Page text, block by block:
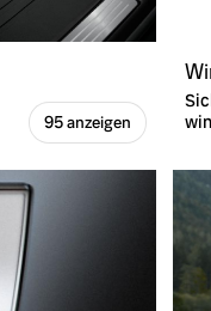
95 anzeigen